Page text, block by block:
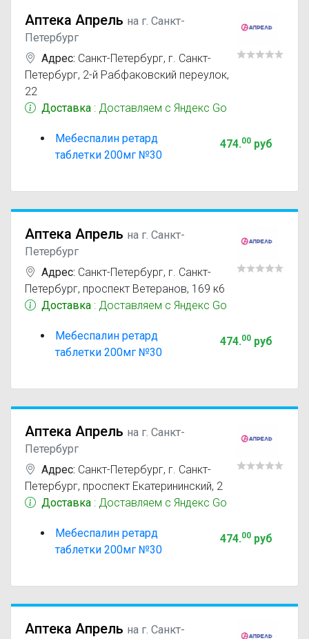
Аптека Апрель на г. Санкт-
Петербург
Адрес: Санкт-Петербург, г. Санкт-
Петербург, 2-й Рабфаковский переулок,
22
Доставка : Доставляем с Яндекс Go
Мебеспалин ретард
таблетки 200мг №30
474.00руб
Аптека Апрель на г. Санкт-
Петербург
Адрес: Санкт-Петербург, г. Санкт-
Петербург, проспект Ветеранов, 169 к6
Доставка : Доставляем с Яндекс Go
Мебеспалин ретард
таблетки 200мг №30
474.00руб
Аптека Апрель на г. Санкт-
Петербург
Адрес: Санкт-Петербург, г. Санкт-
Петербург, проспект Екатерининский, 2
Доставка : Доставляем с Яндекс Go
Мебеспалин ретард
таблетки 200мг №30
474.00руб
Аптека Апрель на г. Санкт-